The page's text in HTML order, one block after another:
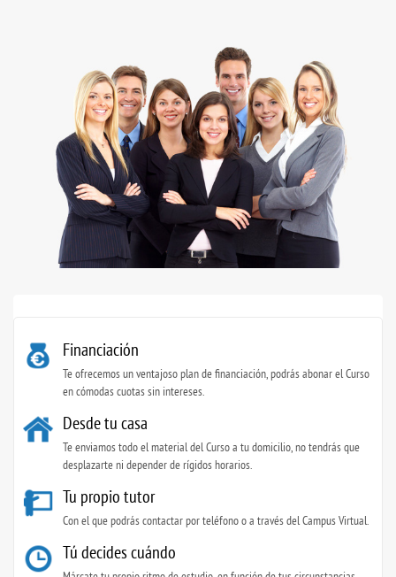
Financiación
Te ofrecemos un ventajoso plan de financiación, podrás abonar el Curso
en cómodas cuotas sin intereses.
Desde tu casa
Te enviamos todo el material del Curso a tu domicilio, no tendrás que
desplazarte ni depender de rígidos horarios.
Tu propio tutor
Con el que podrás contactar por teléfono o a través del Campus Virtual.
Tú decides cuándo